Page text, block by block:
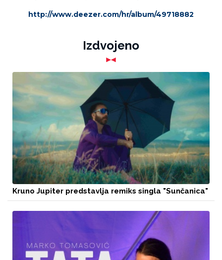
http://www.deezer.com/hr/album/49718882
Izdvojeno
Kruno Jupiter predstavlja remiks singla "Sunčanica"